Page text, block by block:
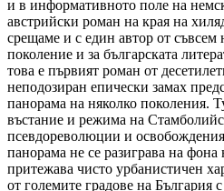
и в информативното поле на
австрийски роман на края на
срещаме и с един автор от съвсем
поколение и за българската
това е първият роман от
неподозиран епически замах
панорама на няколко поколения.
въстание и режима на
псевдореволюции и
панорама не се разиграва на фона
притежава чисто урбанистичен
от големите градове на България